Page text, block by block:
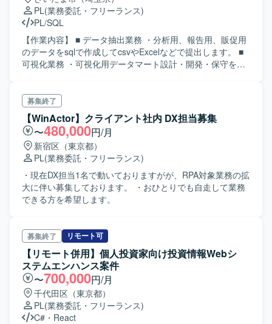
PL(業務委託・フリーランス)
PL/SQL
【作業内容】 ■ データ抽出業務 ・分析用、報告用、販促用
のデータをsqlで作成してcsvやExcelなどで提出します。 ■
可視化業務 ・可視化用データマート設計・開発・保守を行
サポートを行います。 【求める人物像】 ・データ可視化基
盤を理解し、translate-sqlの知識に自信がある方優遇です。
【ポジションの魅力】 ・関信越支社の営業戦略、販売施策
に関する業務のデータ作成・可視化支援業務に関わること
ができます。 【開発環境】 ・Snowflake、Tableau、
PowerBI
募集終了
【WinActor】クライアント社内 DX担当募集
〜480,000円/月
新宿区（東京都）
PL(業務委託・フリーランス)
・現在DX担当1名で動いておりますがが、RPA対象業務の拡
大に伴い募集しております。 ・おひとりでも自走して業務
できる方を希望します。
募集終了 リモート可
【リモート併用】個人投資家向け投資情報Webシ
ステムエンハンス案件
〜700,000円/月
千代田区（東京都）
PL(業務委託・フリーランス)
C# ・ React